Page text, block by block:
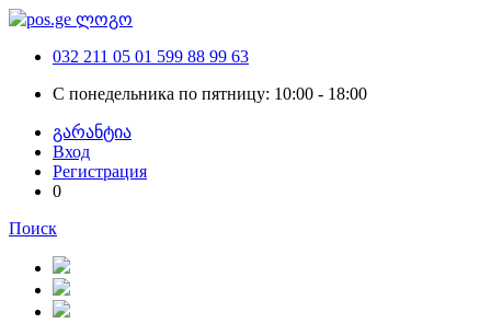
032 211 05 01 599 88 99 63
С понедельника по пятницу: 10:00 - 18:00
გარანტია
Вход
Регистрация
0
Поиск